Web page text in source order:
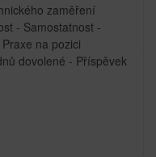
zaměření
- Samostatnost -
na pozici
dovolené - Příspěvek